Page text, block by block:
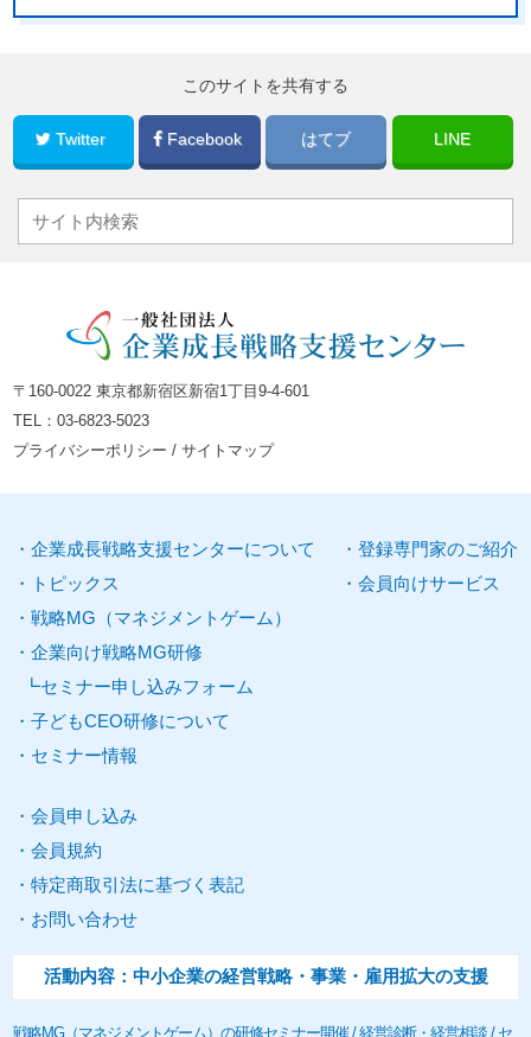
このサイトを共有する
Twitter Facebook はてブ LINE
〒160-0022 東京都新宿区新宿1丁目9-4-601
TEL：03-6823-5023
プライバシーポリシー /サイトマップ
企業成長戦略支援センターについて
トピックス
戦略MG （マネジメントゲーム ）
企業向け戦略MG研修
セミナー申し込みフォーム
子どもCEO研修について
セミナー情報
登録専門家のご紹介
会員向けサービス
会員申し込み
会員規約
特定商取引法に基づく表記
お問い合わせ
活動内容：中小企業の経営戦略・事業・雇用拡大の支援
戦略MG（マネジメントゲーム）の研修セミナー開催 / 経営診断・経営相談 / セ